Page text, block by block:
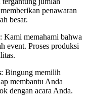
penawaran
besar.
: Kami memahami bahwa
event. Proses produksi
: Bingung memilih
membantu Anda
dengan acara Anda.